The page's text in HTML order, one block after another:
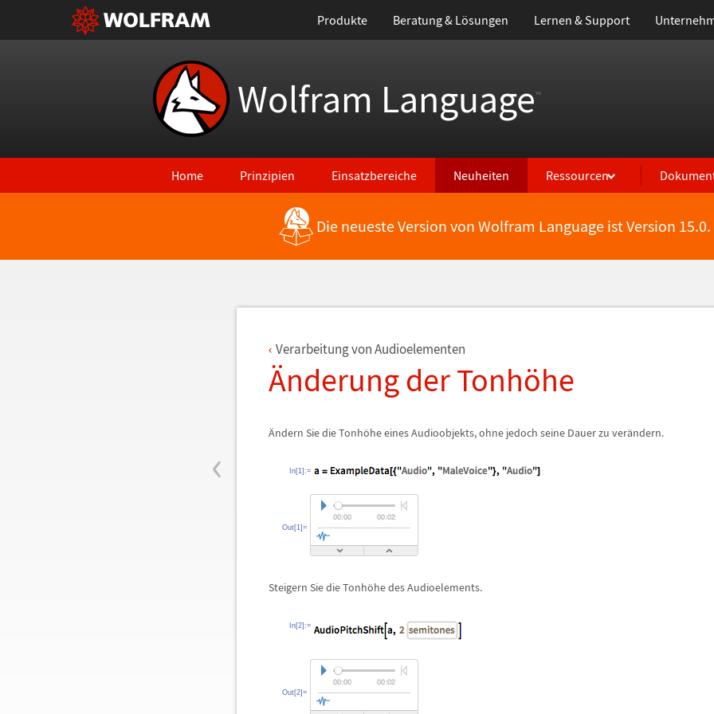
Produkte Beratung & Lösungen Lernen & Support
Wolfram Language™
Home Prinzipien Einsatzbereiche Neuheiten Ressourcen
Zurück zu den neuesten FeaturesDie neueste Version von Wolfram Language ist Version 15.0.
‹
Verarbeitung von Audioelementen
Änderung der Tonhöhe
Ändern Sie die Tonhöhe eines Audioobjekts, ohne jedoch seine Dauer zu verändern.
In[1]:=
Out[1]=
Steigern Sie die Tonhöhe des Audioelements.
In[2]:=
Out[2]=